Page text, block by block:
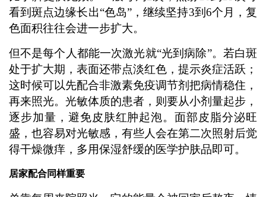
看到斑点边缘长出“色岛”，继续坚持3到6个月，复
色面积往往会进一步扩大。
但不是每个人都能一次激光就“光到病除”。若白斑
处于扩大期，表面还带点淡红色，提示炎症活跃；
这时候可以先配合非激素免疫调节剂把病情稳住，
再来照光。光敏体质的患者，则要从小剂量起步，
逐步加量，避免皮肤红肿起泡。面部皮脂分泌旺
盛，也容易对光敏感，有些人会在第二次照射后觉
得干燥微痒，多用保湿舒缓的医学护肤品即可。
居家配合同样重要